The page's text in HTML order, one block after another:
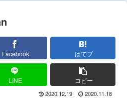
Facebook はてブ
LINE コピー
2020.12.19 2020.11.18